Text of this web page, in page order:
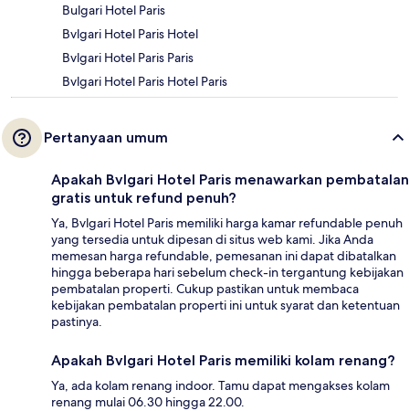
Bulgari Hotel Paris
Bvlgari Hotel Paris Hotel
Bvlgari Hotel Paris Paris
Bvlgari Hotel Paris Hotel Paris
Pertanyaan umum
Apakah Bvlgari Hotel Paris menawarkan pembatalan
gratis untuk refund penuh?
Ya, Bvlgari Hotel Paris memiliki harga kamar refundable penuh
yang tersedia untuk dipesan di situs web kami. Jika Anda
memesan harga refundable, pemesanan ini dapat dibatalkan
hingga beberapa hari sebelum check-in tergantung kebijakan
pembatalan properti. Cukup pastikan untuk membaca
kebijakan pembatalan properti ini untuk syarat dan ketentuan
pastinya.
Apakah Bvlgari Hotel Paris memiliki kolam renang?
Ya, ada kolam renang indoor. Tamu dapat mengakses kolam
renang mulai 06.30 hingga 22.00.